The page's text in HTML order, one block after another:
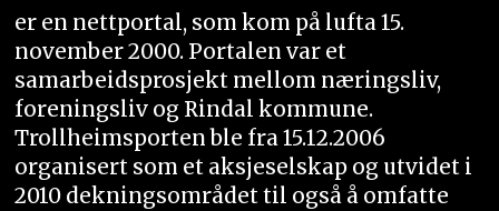
er en nettportal, som kom på lufta 15.
november 2000. Portalen var et
samarbeidsprosjekt mellom næringsliv,
foreningsliv og Rindal kommune.
Trollheimsporten ble fra 15.12.2006
organisert som et aksjeselskap og utvidet i
2010 dekningsområdet til også å omfatte